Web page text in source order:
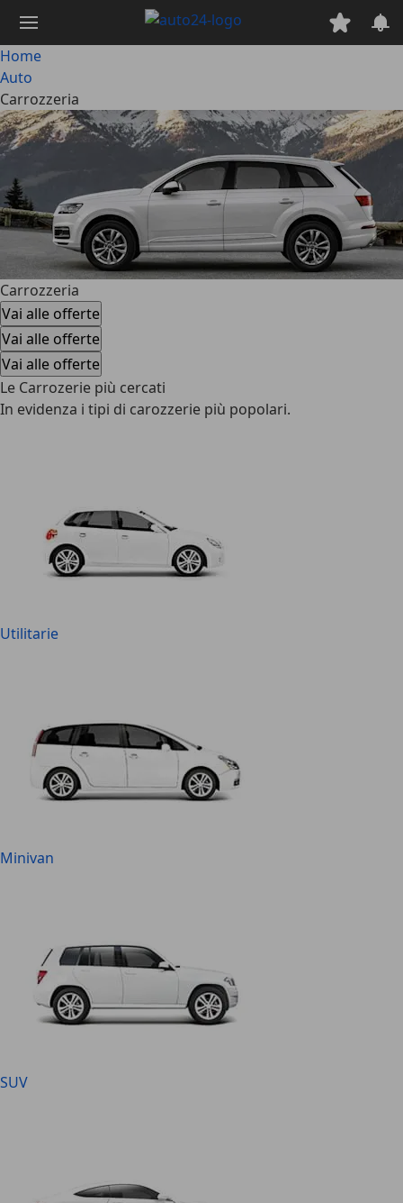
contenuto
principale
Home
Auto
Carrozzeria
Carrozzeria
Vai alle offerte
Vai alle offerte
Vai alle offerte
Le Carrozerie più cercati
In evidenza i tipi di carozzerie più popolari.
Utilitarie
Minivan
SUV